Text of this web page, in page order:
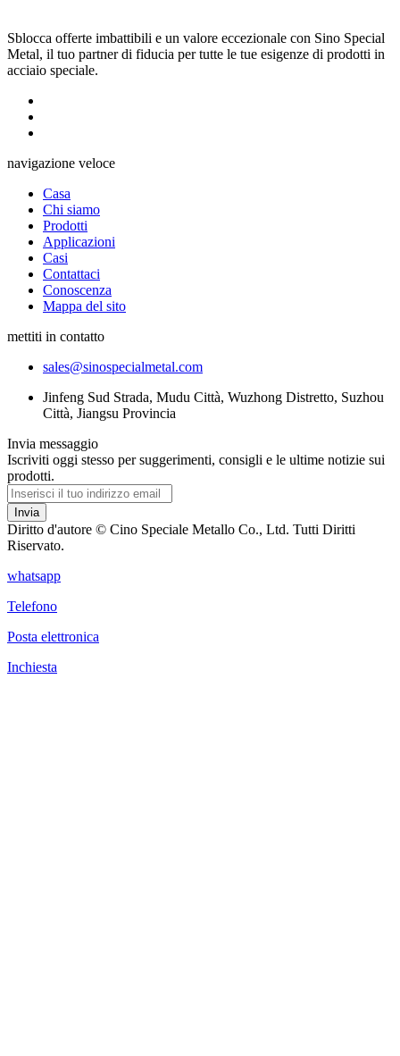
Sblocca offerte imbattibili e un valore eccezionale con Sino Special
Metal, il tuo partner di fiducia per tutte le tue esigenze di prodotti in
acciaio speciale.
navigazione veloce
Casa
Chi siamo
Prodotti
Applicazioni
Casi
Contattaci
Conoscenza
Mappa del sito
mettiti in contatto
sales@sinospecialmetal.com
Jinfeng Sud Strada, Mudu Città, Wuzhong Distretto, Suzhou
Città, Jiangsu Provincia
Invia messaggio
Iscriviti oggi stesso per suggerimenti, consigli e le ultime notizie sui
prodotti.
Invia
Diritto d'autore © Cino Speciale Metallo Co., Ltd. Tutti Diritti
Riservato.
whatsapp
Telefono
Posta elettronica
Inchiesta